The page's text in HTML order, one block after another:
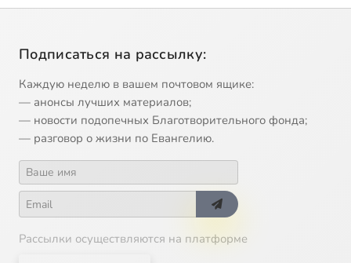
Подписаться на рассылку:
Каждую неделю в вашем почтовом ящике:
— анонсы лучших материалов;
— новости подопечных Благотворительного фонда;
— разговор о жизни по Евангелию.
Рассылки осуществляются на платформе